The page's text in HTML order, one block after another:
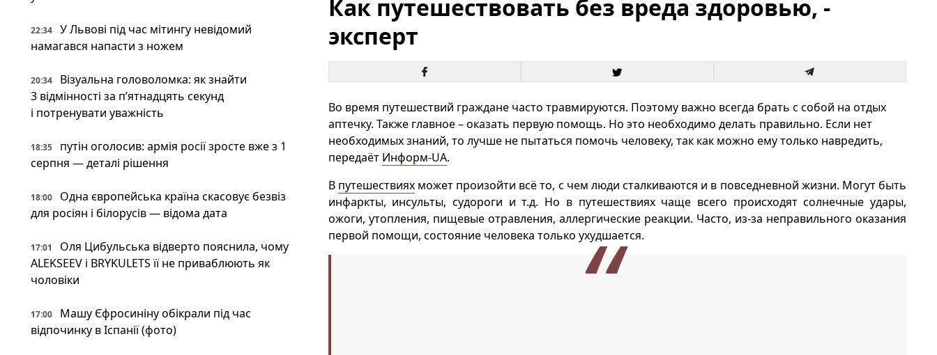
22:34
У Львові під час мітингу невідомий
намагався напасти з ножем
20:34
Візуальна головоломка: як знайти
3 відмінності за п’ятнадцять секунд
і потренувати уважність
18:35
путін оголосив: армія росії зросте вже з 1
серпня — деталі рішення
18:00
Одна європейська країна скасовує безвіз
для росіян і білорусів — відома дата
17:01
Оля Цибульська відверто пояснила, чому
ALEKSEEV і BRYKULETS її не приваблюють як
чоловіки
17:00
Машу Єфросиніну обікрали під час
відпочинку в Іспанії (фото)
Как путешествовать без вреда здоровью, -
эксперт
Во время путешествий граждане часто травмируются. Поэтому важно всегда брать с собой на отдых
аптечку. Также главное – оказать первую помощь. Но это необходимо делать правильно. Если нет
необходимых знаний, то лучше не пытаться помочь человеку, так как можно ему только навредить,
передаёт Информ-UA.
В путешествияхможет произойти всё то, с чем люди сталкиваются и в повседневной жизни. Могут быть
инфаркты, инсульты, судороги и т.д. Но в путешествиях чаще всего происходят солнечные удары,
ожоги, утопления, пищевые отравления, аллергические реакции. Часто, из-за неправильного оказания
первой помощи, состояние человека только ухудшается.